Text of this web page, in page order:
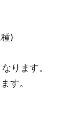
種)
ります。
す。